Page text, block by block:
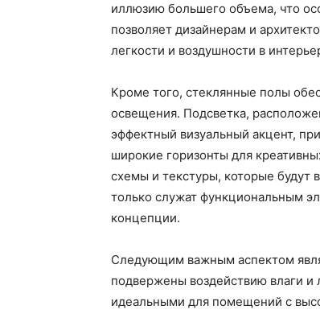
иллюзию большего объема, что
позволяет дизайнерам и
легкости и воздушности в
Кроме того, стеклянные полы
освещения. Подсветка,
эффектный визуальный акцент,
широкие горизонты для
схемы и текстуры, которые будут
только служат функциональным
концепции.
Следующим важным аспектом
подвержены воздействию влаги и
идеальными для помещений с